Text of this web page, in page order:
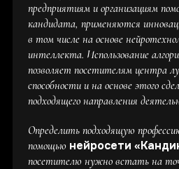
предприятиям и организациям
кандидата, применяются
в том числе на основе
интеллекта. Использование
позволяет посетителям центра
способности и на основе этого
подходящего направления
Определить подходящую
помощью нейросети
посетителю нужно встать на